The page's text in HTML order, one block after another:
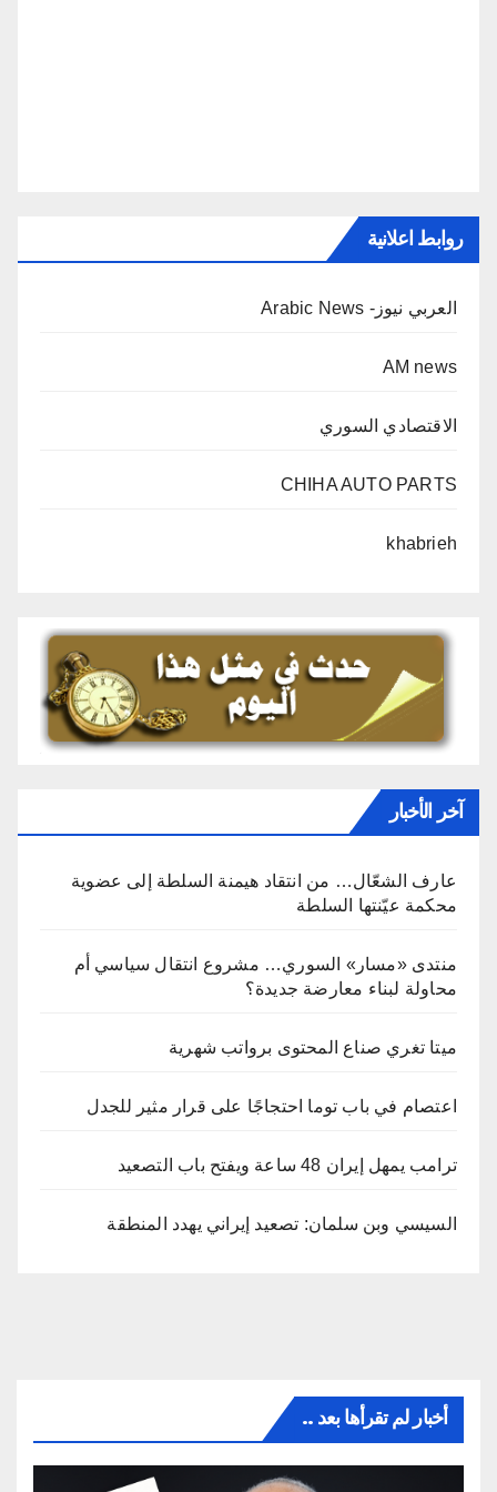
روابط اعلانية
العربي نيوز- Arabic News
AM news
الاقتصادي السوري
CHIHA AUTO PARTS
khabrieh
آخر الأخبار
عارف الشعّال… من انتقاد هيمنة السلطة إلى عضوية
محكمة عيّنتها السلطة
منتدى «مسار» السوري… مشروع انتقال سياسي أم
محاولة لبناء معارضة جديدة؟
ميتا تغري صناع المحتوى برواتب شهرية
اعتصام في باب توما احتجاجًا على قرار مثير للجدل
ترامب يمهل إيران 48 ساعة ويفتح باب التصعيد
السيسي وبن سلمان: تصعيد إيراني يهدد المنطقة
أخبار لم تقرأها بعد ..